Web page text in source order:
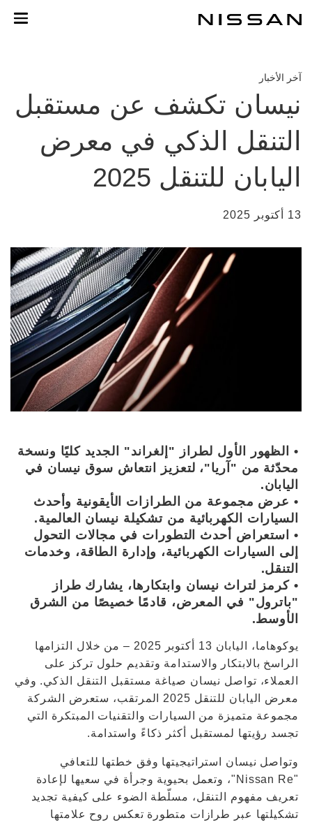
إلى
آخر الأخبار
نيسان تكشف عن مستقبل
التنقل الذكي في معرض
اليابان للتنقل 2025
13 أكتوبر 2025
• الظهور الأول لطراز "إلغراند" الجديد كليًا ونسخة
محدّثة من "آريا"، لتعزيز انتعاش سوق نيسان في
اليابان.
• عرض مجموعة من الطرازات الأيقونية وأحدث
السيارات الكهربائية من تشكيلة نيسان العالمية.
• استعراض أحدث التطورات في مجالات التحول
إلى السيارات الكهربائية، وإدارة الطاقة، وخدمات
التنقل.
• كرمز لتراث نيسان وابتكارها، يشارك طراز
"باترول" في المعرض، قادمًا خصيصًا من الشرق
الأوسط.
يوكوهاما، اليابان 13 أكتوبر 2025 – من خلال التزامها
الراسخ بالابتكار والاستدامة وتقديم حلول تركز على
العملاء، تواصل نيسان صياغة مستقبل التنقل الذكي. وفي
معرض اليابان للتنقل 2025 المرتقب، ستعرض الشركة
مجموعة متميزة من السيارات والتقنيات المبتكرة التي
تجسد رؤيتها لمستقبل أكثر ذكاءً واستدامة.
وتواصل نيسان استراتيجيتها وفق خطتها للتعافي
"Nissan Re"، وتعمل بحيوية وجرأة في سعيها لإعادة
تعريف مفهوم التنقل، مسلّطة الضوء على كيفية تجديد
تشكيلتها عبر طرازات متطورة تعكس روح علامتها